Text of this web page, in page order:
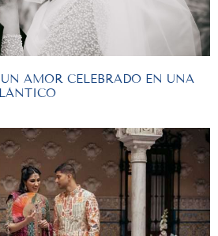
AMOR CELEBRADO EN UNA